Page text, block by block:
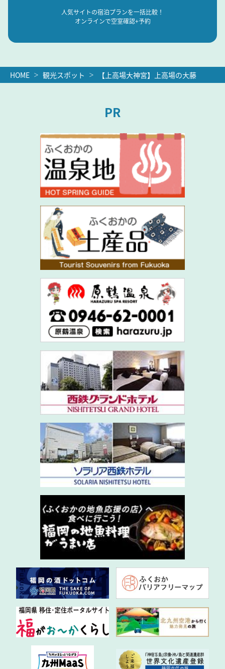
人気サイトの宿泊プランを一括比較！
オンラインで空室確認+予約
HOME 観光スポット 【上高場大神宮】上高場の大藤
PR